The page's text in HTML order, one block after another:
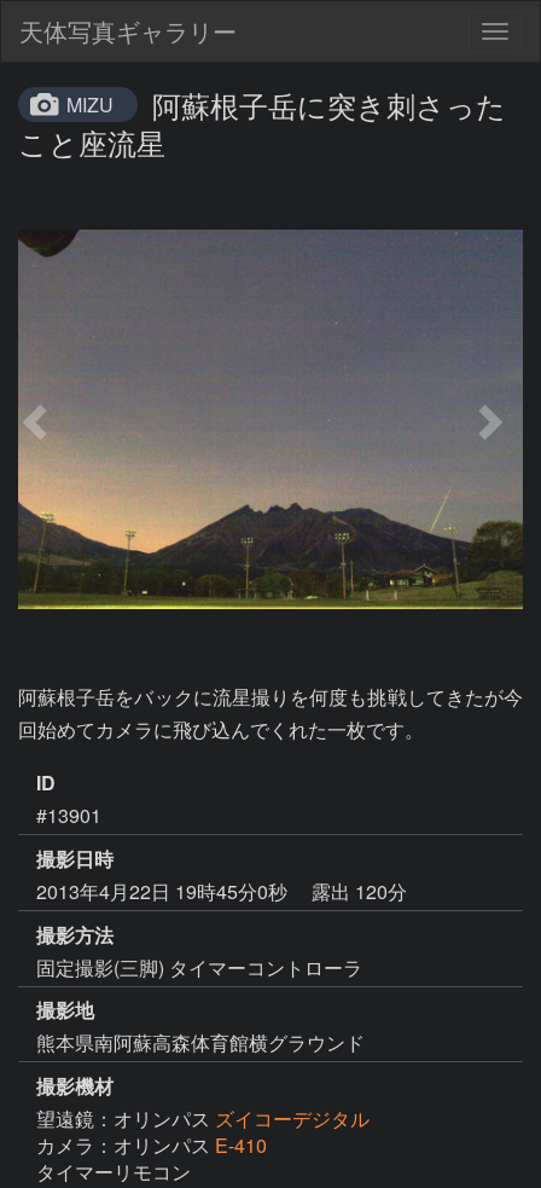
天体写真ギャラリー
MIZU
阿蘇根子岳に突き刺さった
こと座流星
阿蘇根子岳をバックに流星撮りを何度も挑戦してきたが今
回始めてカメラに飛び込んでくれた一枚です。
ID
#13901
撮影日時
2013年4月22日 19時45分0秒
露出 120分
撮影方法
固定撮影(三脚) タイマーコントローラ
撮影地
熊本県南阿蘇高森体育館横グラウンド
撮影機材
望遠鏡：オリンパス ズイコーデジタル
カメラ：オリンパス E-410
タイマーリモコン